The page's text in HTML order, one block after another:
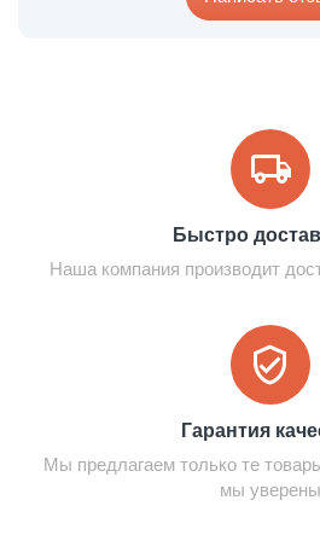
Быстро
Наша компания производит
Гарантия
Мы предлагаем только те
мы уверены